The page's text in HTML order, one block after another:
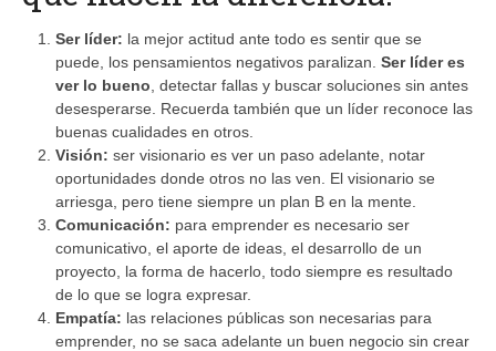
Ser líder: la mejor actitud ante todo es sentir que se
puede, los pensamientos negativos paralizan. Ser líder es
ver lo bueno , detectar fallas y buscar soluciones sin antes
desesperarse. Recuerda también que un líder reconoce las
buenas cualidades en otros.
Visión: ser visionario es ver un paso adelante, notar
oportunidades donde otros no las ven. El visionario se
arriesga, pero tiene siempre un plan B en la mente.
Comunicación: para emprender es necesario ser
comunicativo, el aporte de ideas, el desarrollo de un
proyecto, la forma de hacerlo, todo siempre es resultado
de lo que se logra expresar.
Empatía: las relaciones públicas son necesarias para
emprender, no se saca adelante un buen negocio sin crear